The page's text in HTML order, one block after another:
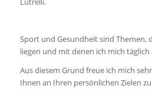
Sport und Gesundheit sind Themen,
liegen und mit denen ich mich täglich
Aus diesem Grund freue ich mich
Ihnen an Ihren persönlichen Zielen